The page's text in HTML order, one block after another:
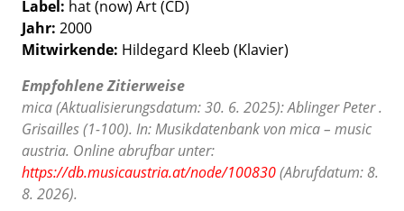
Label: hat (now) Art (CD)
Jahr: 2000
Mitwirkende: Hildegard Kleeb (Klavier)
Empfohlene Zitierweise
mica (Aktualisierungsdatum: 30. 6. 2025): Ablinger Peter .
Grisailles (1-100). In: Musikdatenbank von mica – music
austria. Online abrufbar unter:
https://db.musicaustria.at/node/100830(Abrufdatum: 8.
8. 2026).